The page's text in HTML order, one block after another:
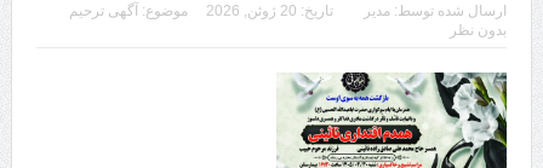
ارسال شده توسط: مدیر تاریخ: 20 ژوئن, 2026 موضوع: آگهی ترحیم
بدون نظر